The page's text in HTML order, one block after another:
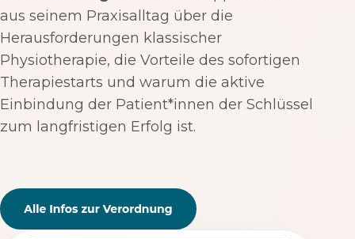
aus seinem Praxisalltag über die
Herausforderungen klassischer
Physiotherapie, die Vorteile des sofortigen
Therapiestarts und warum die aktive
Einbindung der Patient*innen der Schlüssel
zum langfristigen Erfolg ist.